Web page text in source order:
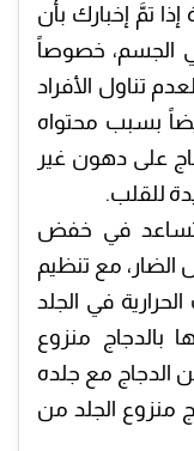
تمَّ إخبارك بأن
الجسم، خصوصاً
تناول الأفراد
بسبب محتواه
على دهون غير
للقلب.
تساعد في خفض
مع تنظيم
في الجلد
بالدجاج منزوع
حصة 350 جراماً من الدجاج مع جلده
منزوع الجلد من